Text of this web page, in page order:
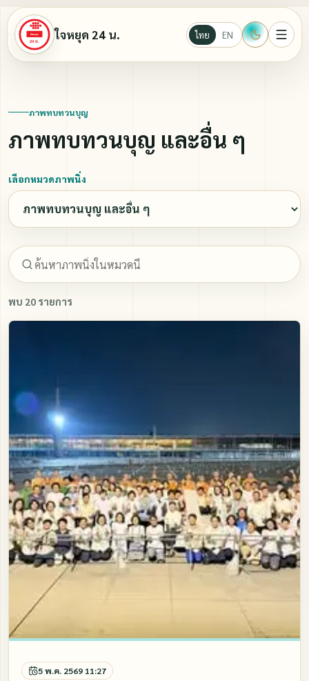
ใจหยุด 24 น. ไทย EN
Ebook
นั่งสมาธิ
ติดต่อ
ภาพทบทวนบุญ
ภาพทบทวนบุญ และอื่น ๆ
เลือกหมวดภาพนิ่ง
พบ 20 รายการ
5 พ.ค. 2569 11:27